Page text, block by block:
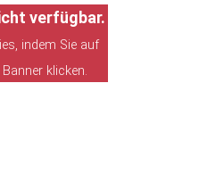
verfügbar.
indem Sie auf
klicken.